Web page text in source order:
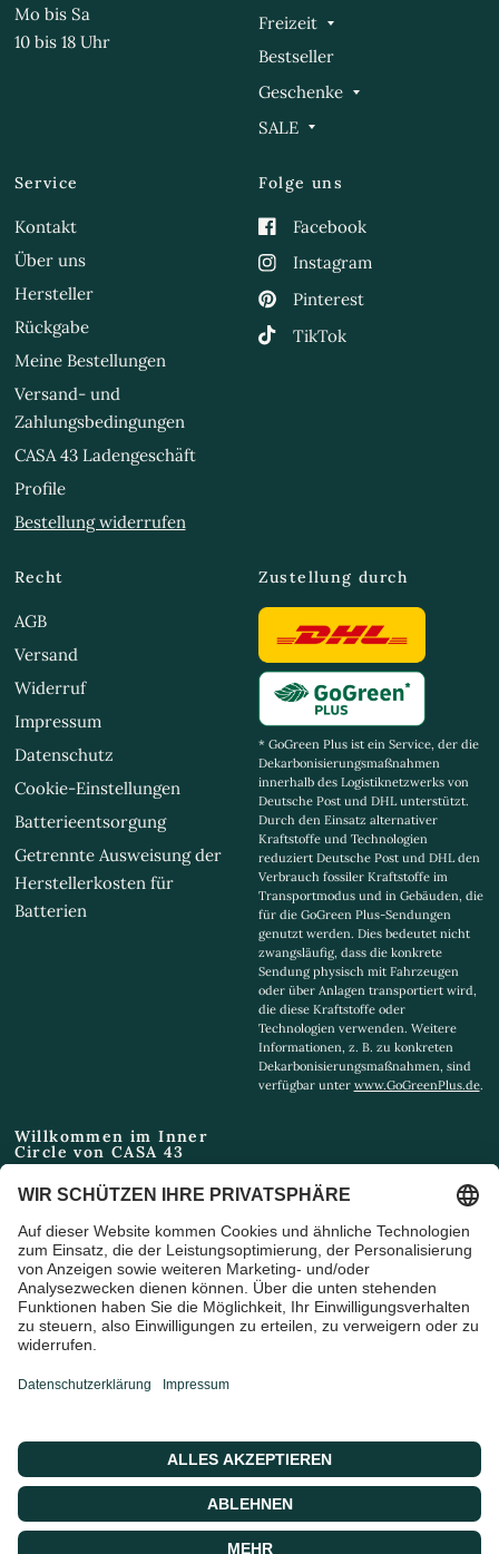
Mo bis Sa
10 bis 18 Uhr
Freizeit
Bestseller
Geschenke
SALE
Service
Kontakt
Über uns
Hersteller
Rückgabe
Meine Bestellungen
Versand- und
Zahlungsbedingungen
CASA 43 Ladengeschäft
Profile
Bestellung widerrufen
Folge uns
Facebook
Instagram
Pinterest
TikTok
Recht
AGB
Versand
Widerruf
Impressum
Datenschutz
Cookie-Einstellungen
Batterieentsorgung
Getrennte Ausweisung der
Herstellerkosten für
Batterien
Zustellung durch
* GoGreen Plus ist ein Service, der die
Dekarbonisierungsmaßnahmen
innerhalb des Logistiknetzwerks von
Deutsche Post und DHL unterstützt.
Durch den Einsatz alternativer
Kraftstoffe und Technologien
reduziert Deutsche Post und DHL den
Verbrauch fossiler Kraftstoffe im
Transportmodus und in Gebäuden, die
für die GoGreen Plus-Sendungen
genutzt werden. Dies bedeutet nicht
zwangsläufig, dass die konkrete
Sendung physisch mit Fahrzeugen
oder über Anlagen transportiert wird,
die diese Kraftstoffe oder
Technologien verwenden. Weitere
Informationen, z. B. zu konkreten
Dekarbonisierungsmaßnahmen, sind
verfügbar unter www.GoGreenPlus.de.
Willkommen im Inner
Circle von CASA 43
Email
Ich bin damit einverstanden,
Marketing-E-Mails und
Sonderangebote zu erhalten
© 2026 CASA 43 Concept, Powered by shopify